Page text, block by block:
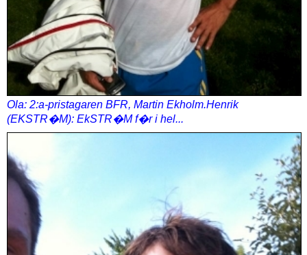
Ola: 2:a-pristagaren BFR, Martin Ekholm.Henrik
(EKSTR�M): EkSTR�M f�r i hel...